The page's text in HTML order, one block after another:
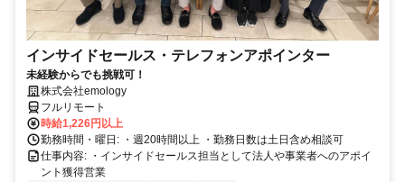
インサイドセールス・テレフォンアポインター
未経験からでも挑戦可！
株式会社emology
フルリモート
時給1,226円以上
勤務時間・曜日: ・週20時間以上 ・勤務日数は土日含め相談可
仕事内容: ・インサイドセールス担当として法人や事業者へのアポイ
ント獲得営業